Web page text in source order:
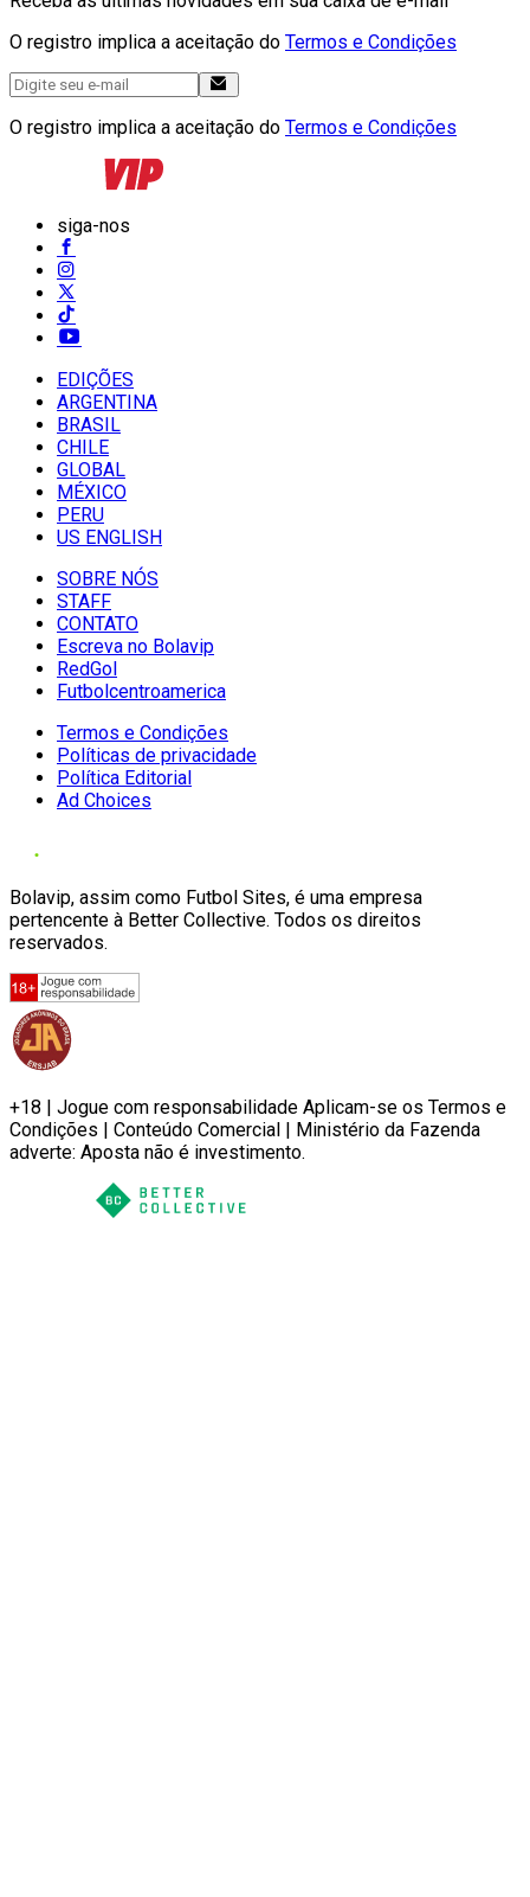
O registro implica a aceitação do Termos e Condições
O registro implica a aceitação do Termos e Condições
siga-nos
EDIÇÕES
ARGENTINA
BRASIL
CHILE
GLOBAL
MÉXICO
PERU
US ENGLISH
SOBRE NÓS
STAFF
CONTATO
Escreva no Bolavip
RedGol
Futbolcentroamerica
Termos e Condições
Políticas de privacidade
Política Editorial
Ad Choices
Bolavip, assim como Futbol Sites, é uma empresa
pertencente à Better Collective. Todos os direitos
reservados.
+18 | Jogue com responsabilidade Aplicam-se os Termos e
Condições | Conteúdo Comercial | Ministério da Fazenda
adverte: Aposta não é investimento.